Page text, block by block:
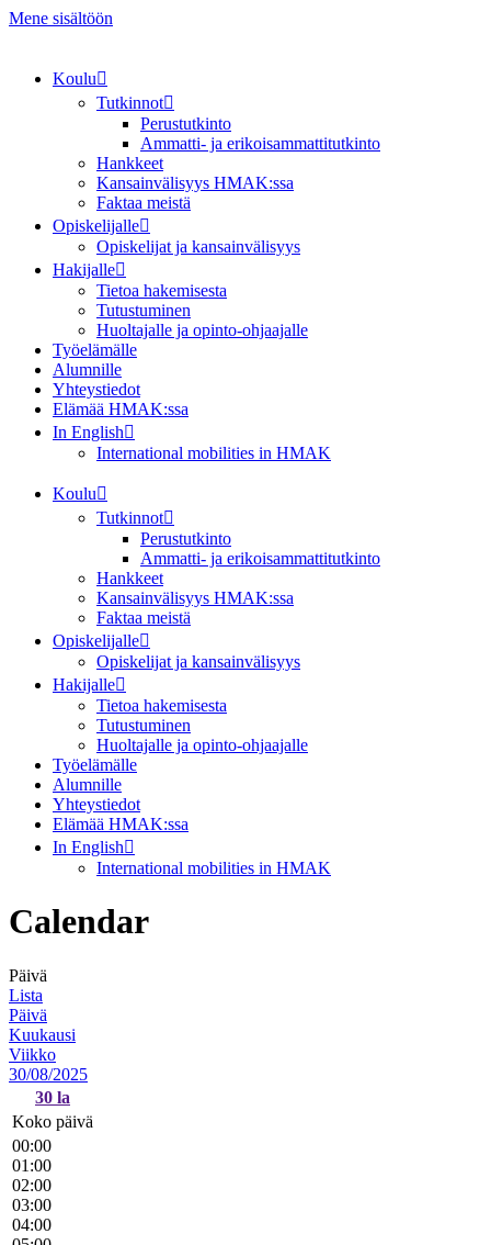
Mene sisältöön
Koulu
Tutkinnot
Perustutkinto
Ammatti- ja erikoisammattitutkinto
Hankkeet
Kansainvälisyys HMAK:ssa
Faktaa meistä
Opiskelijalle
Opiskelijat ja kansainvälisyys
Hakijalle
Tietoa hakemisesta
Tutustuminen
Huoltajalle ja opinto-ohjaajalle
Työelämälle
Alumnille
Yhteystiedot
Elämää HMAK:ssa
In English
International mobilities in HMAK
Koulu
Tutkinnot
Perustutkinto
Ammatti- ja erikoisammattitutkinto
Hankkeet
Kansainvälisyys HMAK:ssa
Faktaa meistä
Opiskelijalle
Opiskelijat ja kansainvälisyys
Hakijalle
Tietoa hakemisesta
Tutustuminen
Huoltajalle ja opinto-ohjaajalle
Työelämälle
Alumnille
Yhteystiedot
Elämää HMAK:ssa
In English
International mobilities in HMAK
Calendar
Päivä
Lista
Päivä
Kuukausi
Viikko
30/08/2025
30 la
Koko päivä
00:00
01:00
02:00
03:00
04:00